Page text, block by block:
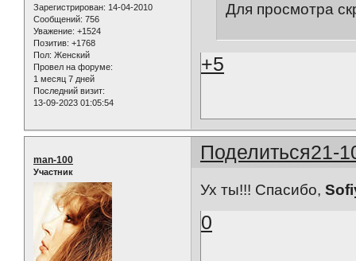
Зарегистрирован: 14-04-2010
Сообщений: 756
Уважение: +1524
Позитив: +1768
Пол: Женский
Провел на форуме:
1 месяц 7 дней
Последний визит:
13-09-2023 01:05:54
Для просмотра
+5
Поделиться21-
man-100
Участник
Ух ты!!! Спасибо,
0